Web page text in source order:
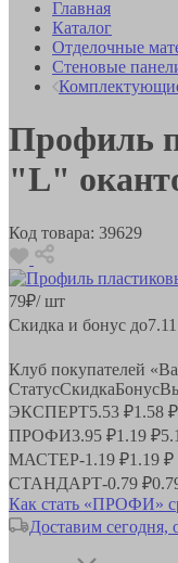
Главная
Каталог
Отделочные
Стеновые
Профиль
"L"
Код товара: 39629
79₽/ шт
Скидка и бонус до7.11
Клуб покупателей
СтатусСкидкаБонус
ЭКСПЕРТ5.53 ₽1.58 ₽
ПРОФИ3.95 ₽1.19 ₽
МАСТЕР-1.19 ₽1.19 ₽
СТАНДАРТ-0.79 ₽
Как стать «ПРОФИ»
Доставим сегодня,